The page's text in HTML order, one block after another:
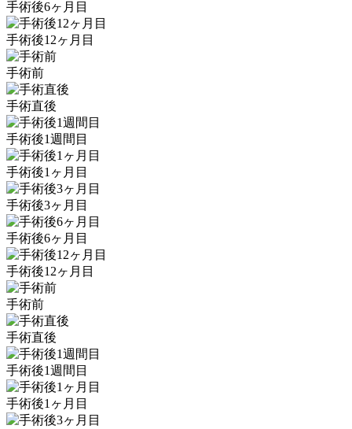
手術後6ヶ月目
手術後12ヶ月目
手術前
手術直後
手術後1週間目
手術後1ヶ月目
手術後3ヶ月目
手術後6ヶ月目
手術後12ヶ月目
手術前
手術直後
手術後1週間目
手術後1ヶ月目